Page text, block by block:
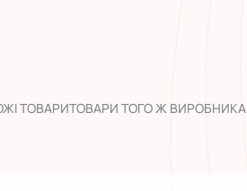
ТОВАРИТОВАРИ ТОГО Ж ВИРОБНИКА